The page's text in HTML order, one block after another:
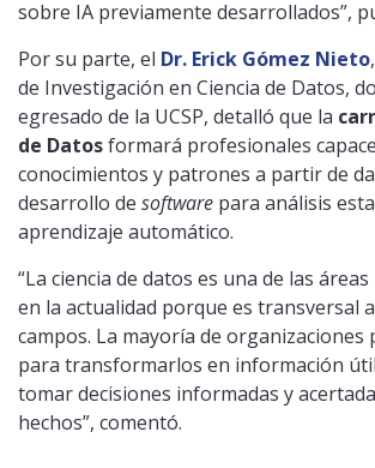
sobre IA previamente desarrollados”,
Por su parte, el Dr. Erick Gómez Nieto
de Investigación en Ciencia de Datos,
egresado de la UCSP, detalló que la
de Datosformará profesionales
conocimientos y patrones a partir de
desarrollo de software para análisis
aprendizaje automático.
“La ciencia de datos es una de las
en la actualidad porque es transversal
campos. La mayoría de organizaciones
para transformarlos en información
tomar decisiones informadas y
hechos”, comentó.